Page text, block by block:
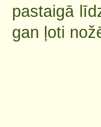
pastaigā
gan ļoti